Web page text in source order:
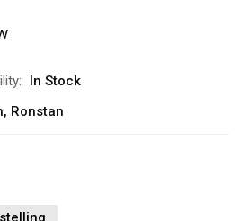
In Stock
, Ronstan